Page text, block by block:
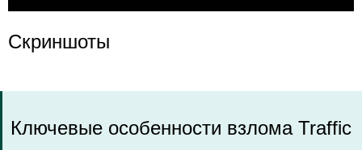
Скриншоты
Ключевые особенности взлома Traffic